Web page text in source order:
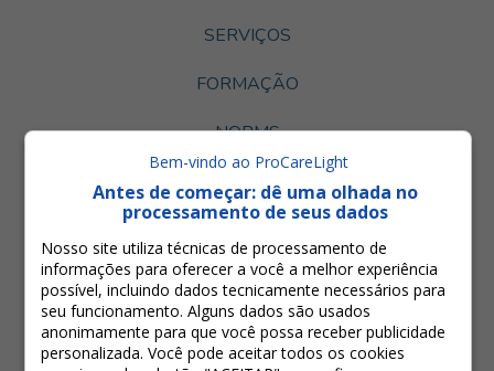
Pergunta de segurança:4 - = 2
Ajuda:
Aceito a política de privacidade
Pergunta de segurança:4 - = 2
SERVIÇOS
FORMAÇÃO
NORMS
PRODUCTS
Membro de:
Bem-vindo ao ProCareLight
Antes de começar: dê uma olhada no
processamento de seus dados
Nosso site utiliza técnicas de processamento de
informações para oferecer a você a melhor experiência
possível, incluindo dados tecnicamente necessários para
seu funcionamento. Alguns dados são usados
anonimamente para que você possa receber publicidade
personalizada. Você pode aceitar todos os cookies